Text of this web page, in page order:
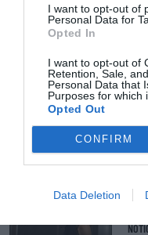
I want to opt-out of
Personal Data for
Opted In
I want to opt-out of
Retention, Sale,
Personal Data that
Purposes for which
Opted Out
CONFIRM
Data Deletion
24
el